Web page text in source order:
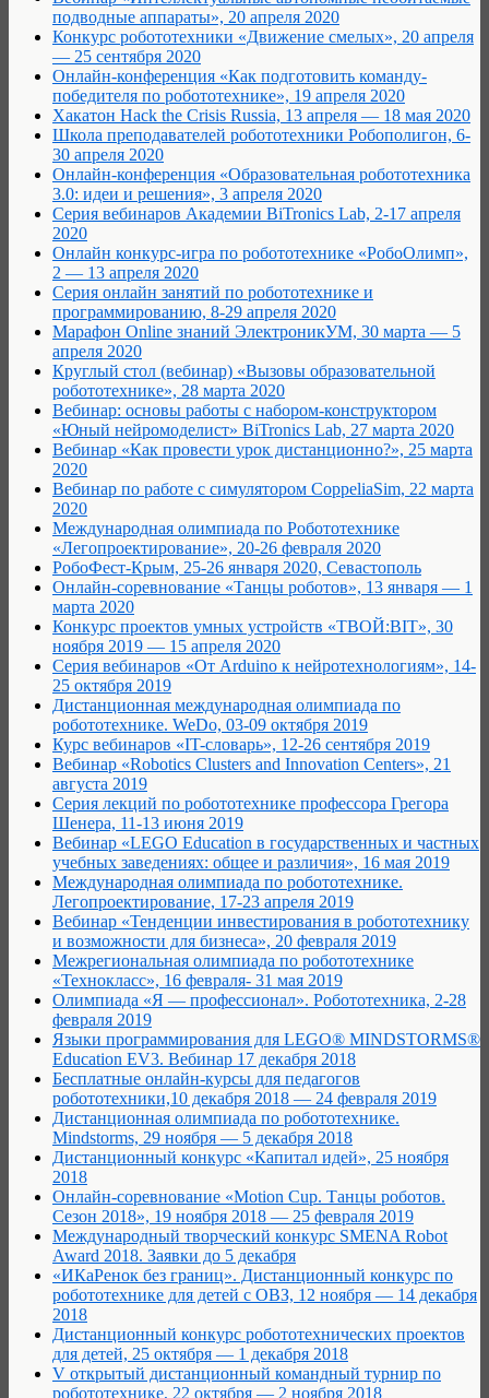
подводные аппараты», 20 апреля 2020
Конкурс робототехники «Движение смелых», 20 апреля
— 25 сентября 2020
Онлайн-конференция «Как подготовить команду-
победителя по робототехнике», 19 апреля 2020
Хакатон Hack the Crisis Russia, 13 апреля — 18 мая 2020
Школа преподавателей робототехники Робополигон, 6-
30 апреля 2020
Онлайн-конференция «Образовательная робототехника
3.0: идеи и решения», 3 апреля 2020
Серия вебинаров Академии BiTronics Lab, 2-17 апреля
2020
Онлайн конкурс-игра по робототехнике «РобоОлимп»,
2 — 13 апреля 2020
Серия онлайн занятий по робототехнике и
программированию, 8-29 апреля 2020
Марафон Online знаний ЭлектроникУМ, 30 марта — 5
апреля 2020
Круглый стол (вебинар) «Вызовы образовательной
робототехнике», 28 марта 2020
Вебинар: основы работы с набором-конструктором
«Юный нейромоделист» BiTronics Lab, 27 марта 2020
Вебинар «Как провести урок дистанционно?», 25 марта
2020
Вебинар по работе с симулятором CoppeliaSim, 22 марта
2020
Международная олимпиада по Робототехнике
«Легопроектирование», 20-26 февраля 2020
РобоФест-Крым, 25-26 января 2020, Севастополь
Онлайн-соревнование «Танцы роботов», 13 января — 1
марта 2020
Конкурс проектов умных устройств «ТВОЙ:BIT», 30
ноября 2019 — 15 апреля 2020
Серия вебинаров «От Arduino к нейротехнологиям», 14-
25 октября 2019
Дистанционная международная олимпиада по
робототехнике. WeDo, 03-09 октября 2019
Курс вебинаров «IT-словарь», 12-26 сентября 2019
Вебинар «Robotics Clusters and Innovation Centers», 21
августа 2019
Серия лекций по робототехнике профессора Грегора
Шенера, 11-13 июня 2019
Вебинар «LEGO Education в государственных и частных
учебных заведениях: общее и различия», 16 мая 2019
Международная олимпиада по робототехнике.
Легопроектирование, 17-23 апреля 2019
Вебинар «Тенденции инвестирования в робототехнику
и возможности для бизнеса», 20 февраля 2019
Межрегиональная олимпиада по робототехнике
«Технокласс», 16 февраля- 31 мая 2019
Олимпиада «Я — профессионал». Робототехника, 2-28
февраля 2019
Языки программирования для LEGO® MINDSTORMS®
Education EV3. Вебинар 17 декабря 2018
Бесплатные онлайн-курсы для педагогов
робототехники,10 декабря 2018 — 24 февраля 2019
Дистанционная олимпиада по робототехнике.
Mindstorms, 29 ноября — 5 декабря 2018
Дистанционный конкурс «Капитал идей», 25 ноября
2018
Онлайн-соревнование «Motion Cup. Танцы роботов.
Сезон 2018», 19 ноября 2018 — 25 февраля 2019
Международный творческий конкурс SMENA Robot
Award 2018. Заявки до 5 декабря
«ИКаРенок без границ». Дистанционный конкурс по
робототехнике для детей с ОВЗ, 12 ноября — 14 декабря
2018
Дистанционный конкурс робототехнических проектов
для детей, 25 октября — 1 декабря 2018
V открытый дистанционный командный турнир по
робототехнике, 22 октября — 2 ноября 2018